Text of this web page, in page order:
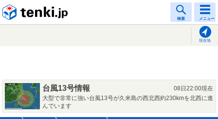
検索 メニュー
現在地
台風13号情報
08日22:00現在
大型で非常に強い台風13号が久米島の西北西約230kmを北西に進
んでいます